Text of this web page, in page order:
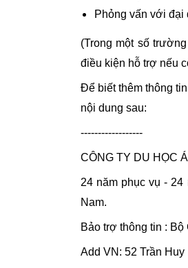
Phỏng vấn với đại
(Trong một số
điều kiện hỗ trợ nếu
Để biết thêm thông
nội dung sau:
------------------
CÔNG TY DU HỌC
24 năm phục vụ -
Nam.
Bảo trợ thông tin :
Add VN: 52 Trần Huy